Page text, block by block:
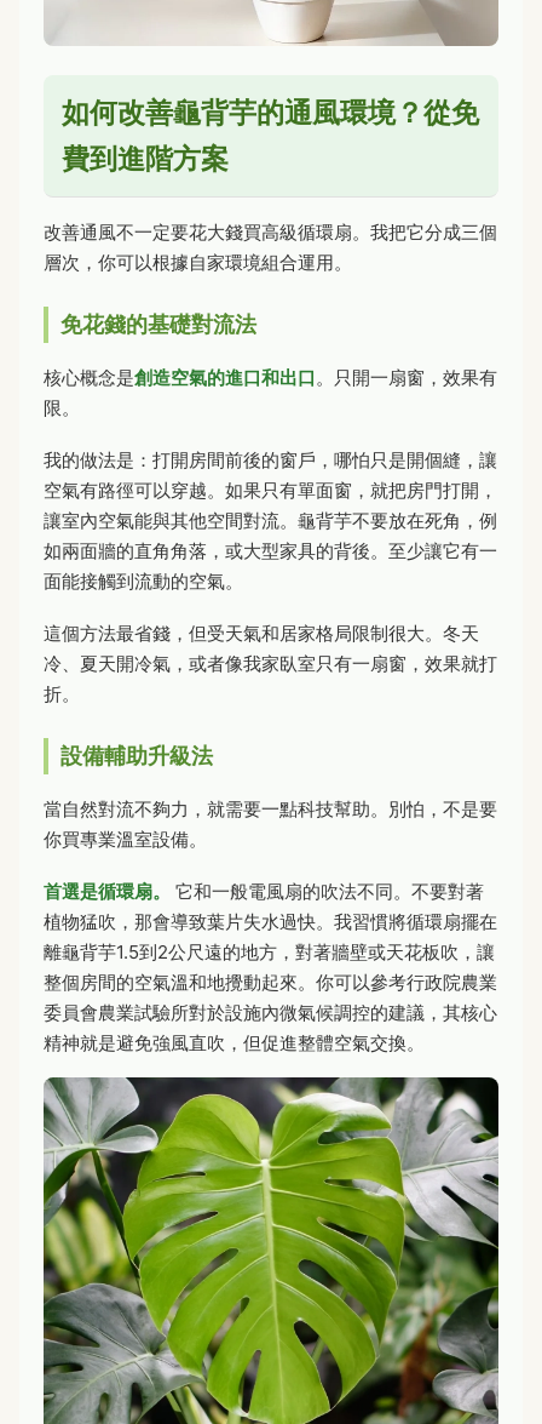
如何改善龜背芋的通風環境？從免
費到進階方案
改善通風不一定要花大錢買高級循環扇。我把它分成三個
層次，你可以根據自家環境組合運用。
免花錢的基礎對流法
核心概念是創造空氣的進口和出口。只開一扇窗，效果有
限。
我的做法是：打開房間前後的窗戶，哪怕只是開個縫，讓
空氣有路徑可以穿越。如果只有單面窗，就把房門打開，
讓室內空氣能與其他空間對流。龜背芋不要放在死角，例
如兩面牆的直角角落，或大型家具的背後。至少讓它有一
面能接觸到流動的空氣。
這個方法最省錢，但受天氣和居家格局限制很大。冬天
冷、夏天開冷氣，或者像我家臥室只有一扇窗，效果就打
折。
設備輔助升級法
當自然對流不夠力，就需要一點科技幫助。別怕，不是要
你買專業溫室設備。
首選是循環扇。
它和一般電風扇的吹法不同。不要對著
植物猛吹，那會導致葉片失水過快。我習慣將循環扇擺在
離龜背芋1.5到2公尺遠的地方，對著牆壁或天花板吹，讓
整個房間的空氣溫和地攪動起來。你可以參考行政院農業
委員會農業試驗所對於設施內微氣候調控的建議，其核心
精神就是避免強風直吹，但促進整體空氣交換。